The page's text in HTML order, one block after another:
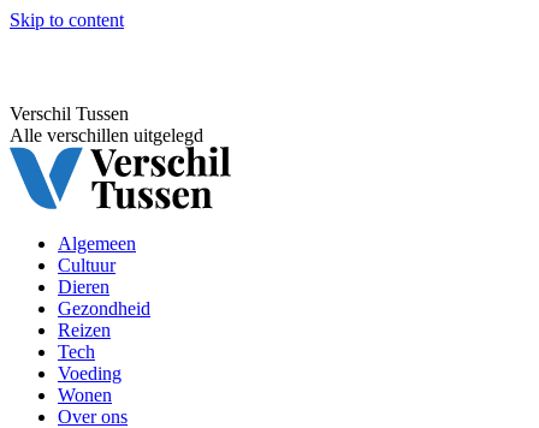
Skip to content
Verschil Tussen
Alle verschillen uitgelegd
Algemeen
Cultuur
Dieren
Gezondheid
Reizen
Tech
Voeding
Wonen
Over ons